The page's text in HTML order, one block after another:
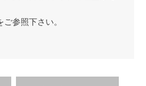
参照下さい。